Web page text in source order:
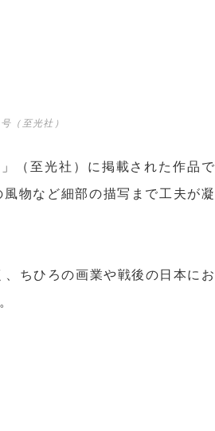
至光社）
（至光社）に掲載された作品で
物など細部の描写まで工夫が凝
ちひろの画業や戦後の日本にお